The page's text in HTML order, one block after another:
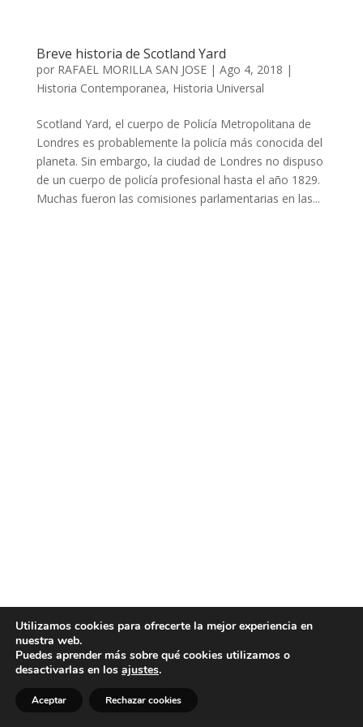
Breve historia de Scotland Yard
por RAFAEL MORILLA SAN JOSE| Ago 4, 2018 |
Historia Contemporanea, Historia Universal
Scotland Yard, el cuerpo de Policía Metropolitana de
Londres es probablemente la policía más conocida del
planeta. Sin embargo, la ciudad de Londres no dispuso
de un cuerpo de policía profesional hasta el año 1829.
Muchas fueron las comisiones parlamentarias en las...
Utilizamos cookies para ofrecerte la mejor experiencia en
nuestra web.
Puedes aprender más sobre qué cookies utilizamos o
desactivarlas en los ajustes.
Aceptar Rechazar cookies